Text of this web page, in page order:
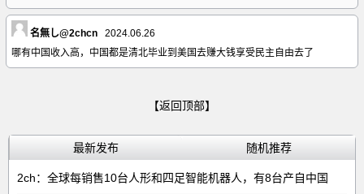
名無し@2chcn
2024.06.26
哪有中国收入高，中国都是清北毕业到美国去赚大钱享受民主自由去了
【返回顶部】
最新发布 随机推荐
2ch：全球每销售‌10台人形和四足智能机器人‌，有‌8台‌产自中国